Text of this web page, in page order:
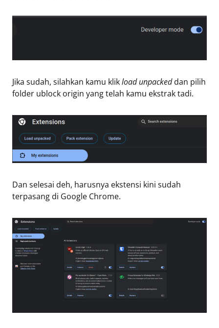
Jika sudah, silahkan kamu klikload unpackeddan pilih
folder ublock origin yang telah kamu ekstrak tadi.
Dan selesai deh, harusnya ekstensi kini sudah
terpasang di Google Chrome.